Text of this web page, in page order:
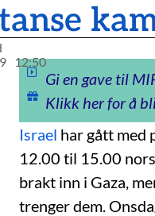
12:50
Gi en gave til
Klikk her for å
Israel har gått med
12.00 til 15.00
brakt inn i Gaza,
trenger dem.